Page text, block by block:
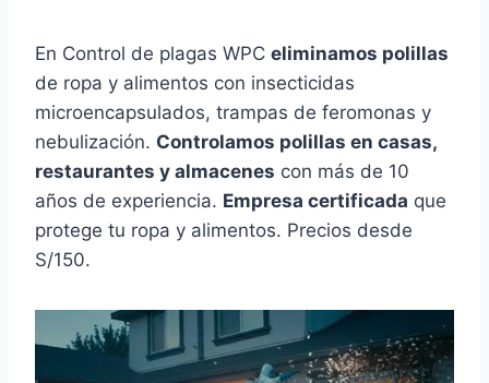
En Control de plagas WPC eliminamos polillas
de ropa y alimentos con insecticidas
microencapsulados, trampas de feromonas y
nebulización. Controlamos polillas en casas,
restaurantes y almacenes con más de 10
años de experiencia. Empresa certificada que
protege tu ropa y alimentos. Precios desde
S/150.